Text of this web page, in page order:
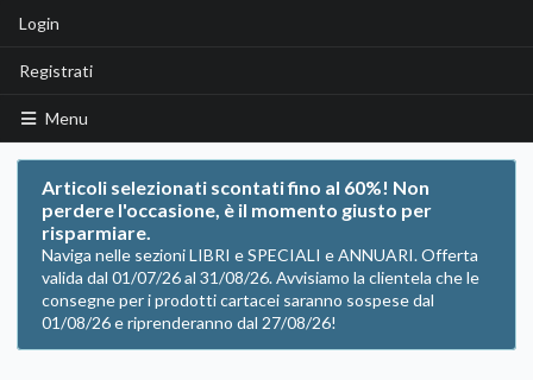
Login
Registrati
Menu
Articoli selezionati scontati fino al 60%! Non
perdere l'occasione, è il momento giusto per
risparmiare.
Naviga nelle sezioni LIBRI e SPECIALI e ANNUARI. Offerta
valida dal 01/07/26 al 31/08/26. Avvisiamo la clientela che le
consegne per i prodotti cartacei saranno sospese dal
01/08/26 e riprenderanno dal 27/08/26!